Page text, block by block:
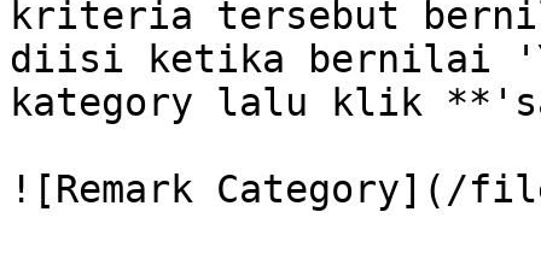
kriteria tersebut
diisi ketika bernilai
kategory lalu klik
![Remark Category](/